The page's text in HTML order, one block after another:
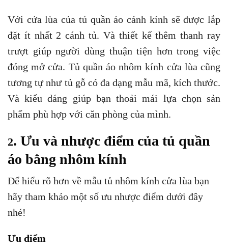
Với cửa lùa của tủ quần áo cánh kính sẽ được lắp
đặt ít nhất 2 cánh tủ. Và thiết kế thêm thanh ray
trượt giúp người dùng thuận tiện hơn trong việc
đóng mở cửa. Tủ quần áo nhôm kính cửa lùa cũng
tương tự như tủ gỗ có đa dạng mẫu mã, kích thước.
Và kiểu dáng giúp bạn thoải mái lựa chọn sản
phẩm phù hợp với căn phòng của mình.
2. Ưu và nhược điểm của tủ quần
áo bằng nhôm kính
Để hiểu rõ hơn về mẫu tủ nhôm kính cửa lùa bạn
hãy tham khảo một số ưu nhược điểm dưới đây
nhé!
Ưu điểm